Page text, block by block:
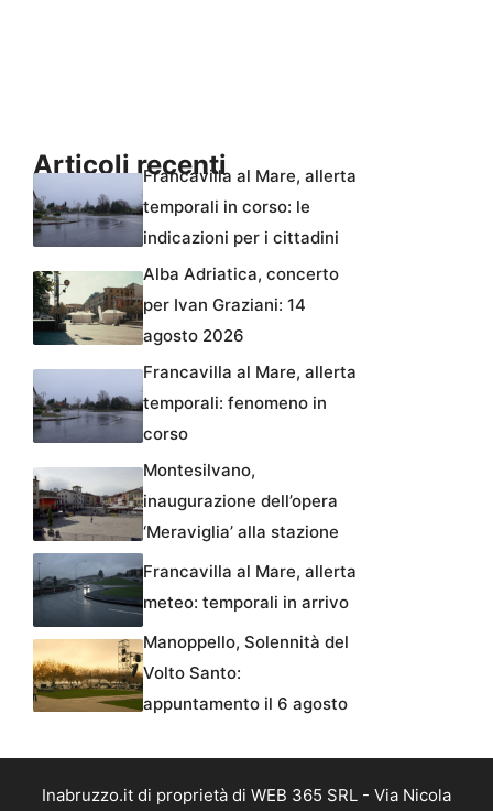
Articoli recentiFrancavilla al Mare, allerta
temporali in corso: le
indicazioni per i cittadini
Alba Adriatica, concerto
per Ivan Graziani: 14
agosto 2026
Francavilla al Mare, allerta
temporali: fenomeno in
corso
Montesilvano,
inaugurazione dell’opera
‘Meraviglia’ alla stazione
Francavilla al Mare, allerta
meteo: temporali in arrivo
Manoppello, Solennità del
Volto Santo:
appuntamento il 6 agosto
Inabruzzo.it di proprietà di WEB 365 SRL - Via Nicola